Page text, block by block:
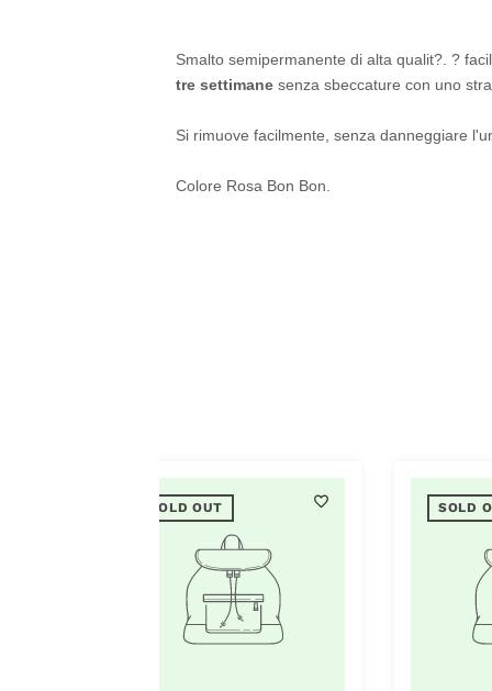
Smalto semipermanente di alta qualit?. ?
tre settimane senza sbeccature con uno
Si rimuove facilmente, senza danneggiare
Colore Rosa Bon Bon.